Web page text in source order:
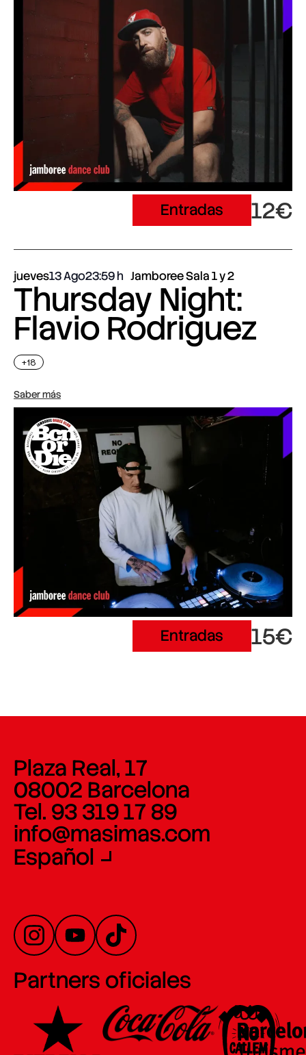
Entradas 12€
jueves13 Ago23:59 Jamboree Sala 1 y 2
Thursday Night:
Flavio Rodriguez
+18
Saber más
Entradas 15€
Plaza Real, 17
08002 Barcelona
Tel. 93 319 17 89
info@masimas.com
Español
Partners oficiales